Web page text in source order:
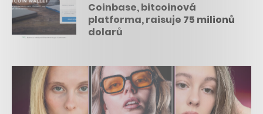
Coinbase, bitcoinová
platforma, raisuje 75 milionů
dolarů